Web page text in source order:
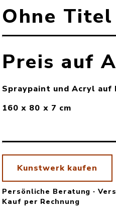
Ohne Titel
Preis auf
Spraypaint und Acryl auf
160 x 80 x 7 cm
Kunstwerk kaufen
Persönliche Beratung ·
Kauf per Rechnung